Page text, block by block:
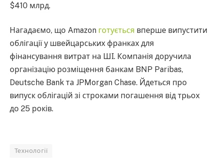
$410 млрд.
Нагадаємо, що Amazon готується вперше випустити
облігації у швейцарських франках для
фінансування витрат на ШІ. Компанія доручила
організацію розміщення банкам BNP Paribas,
Deutsche Bank та JPMorgan Chase. Йдеться про
випуск облігацій зі строками погашення від трьох
до 25 років.
Технології